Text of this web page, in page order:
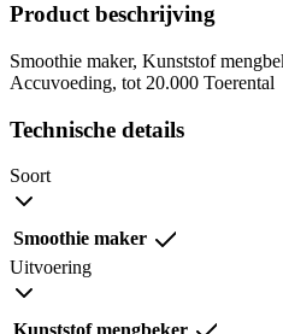
Product beschrijving
Smoothie maker, Kunststof
Accuvoeding, tot 20.000 Toerental
Technische details
Soort
Smoothie maker
Uitvoering